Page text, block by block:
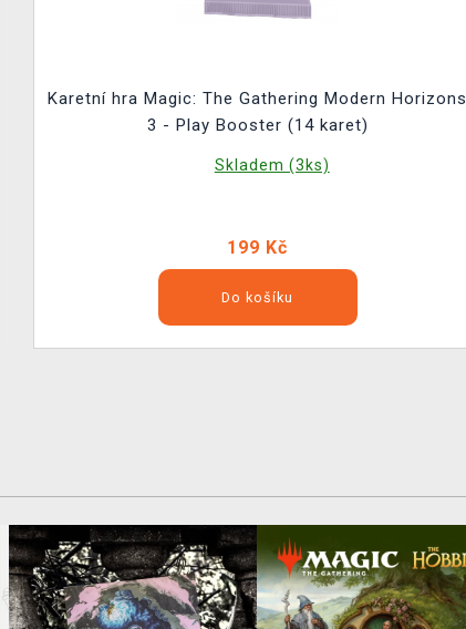
Karetní hra Magic: The Gathering Modern Horizons
3 - Play Booster (14 karet)
Skladem (3ks)
199 Kč
Do košíku